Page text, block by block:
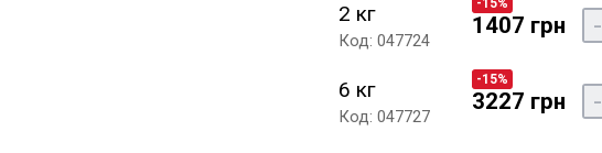
2 кг
Код: 047724
1407 грн -
6 кг
Код: 047727
-15%
3227 грн -